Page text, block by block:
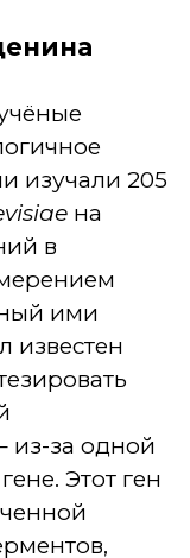
изучали 205
на
в
ими
известен
из-за одной
Этот ген